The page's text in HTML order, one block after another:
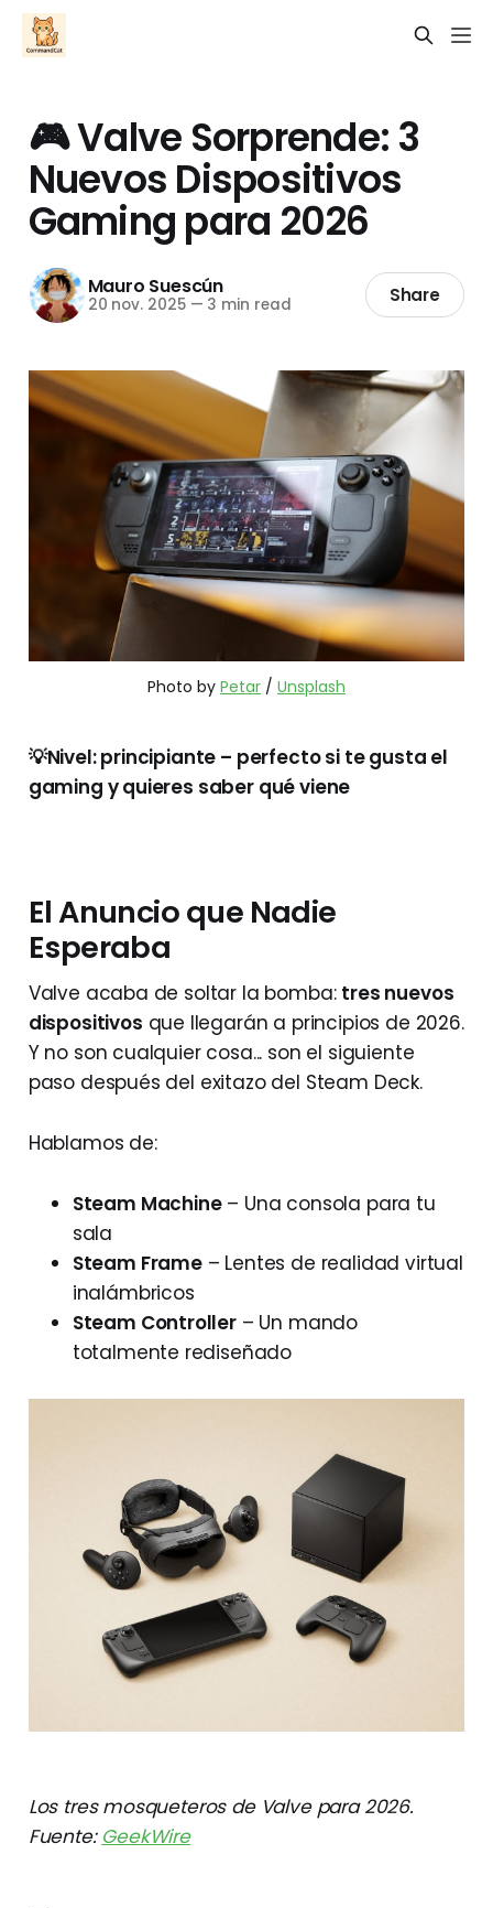
🎮 Valve Sorprende: 3
Nuevos Dispositivos
Gaming para 2026
Mauro Suescún
20 nov. 2025 — 3 min read Share
Photo by Petar / Unsplash
💡Nivel: principiante – perfecto si te gusta el
gaming y quieres saber qué viene
El Anuncio que Nadie
Esperaba
Valve acaba de soltar la bomba: tres nuevos
dispositivos que llegarán a principios de 2026.
Y no son cualquier cosa... son el siguiente
paso después del exitazo del Steam Deck.
Hablamos de:
Steam Machine– Una consola para tu
sala
Steam Frame– Lentes de realidad virtual
inalámbricos
Steam Controller– Un mando
totalmente rediseñado
Los tres mosqueteros de Valve para 2026.
Fuente: GeekWire